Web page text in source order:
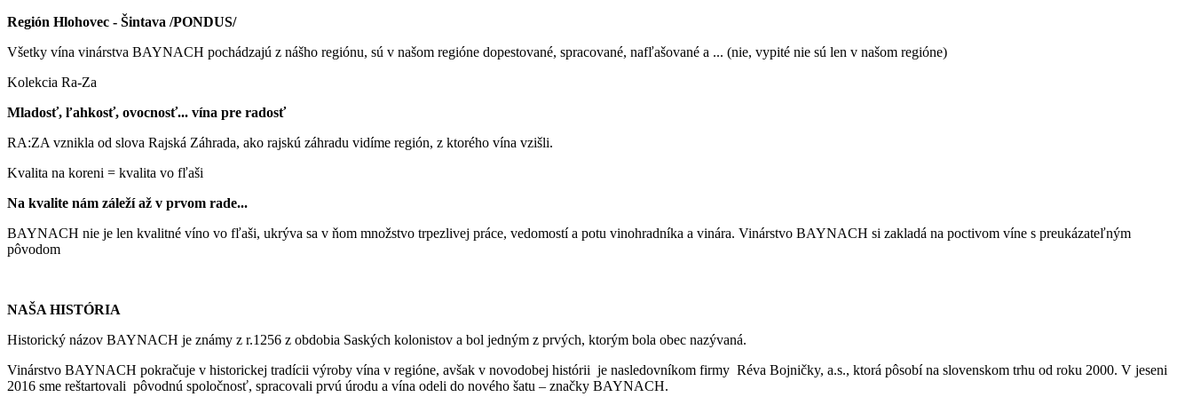
Región Hlohovec - Šintava /PONDUS/
Všetky vína vinárstva BAYNACH pochádzajú z nášho regiónu, sú v našom regióne dopestované, spracované, nafľašované a ... (nie, vypité nie sú len v našom regióne)
Kolekcia Ra-Za
Mladosť, ľahkosť, ovocnosť... vína pre radosť
RA:ZA vznikla od slova Rajská Záhrada, ako rajskú záhradu vidíme región, z ktorého vína vzišli.
Kvalita na koreni = kvalita vo fľaši
Na kvalite nám záleží až v prvom rade...
BAYNACH nie je len kvalitné víno vo fľaši, ukrýva sa v ňom množstvo trpezlivej práce, vedomostí a potu vinohradníka a vinára. Vinárstvo BAYNACH si zakladá na poctivom víne s preukázateľným
pôvodom
NAŠA HISTÓRIA
Historický názov BAYNACH je známy z r.1256 z obdobia Saských kolonistov a bol jedným z prvých, ktorým bola obec nazývaná.
Vinárstvo BAYNACH pokračuje v historickej tradícii výroby vína v regióne, avšak v novodobej histórii je nasledovníkom firmy Réva Bojničky, a.s., ktorá pôsobí na slovenskom trhu od roku 2000. V jeseni
2016 sme reštartovali pôvodnú spoločnosť, spracovali prvú úrodu a vína odeli do nového šatu – značky BAYNACH.